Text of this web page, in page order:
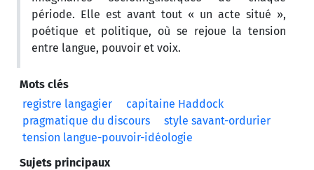
période. Elle est avant tout « un acte situé »,
poétique et politique, où se rejoue la tension
entre langue, pouvoir et voix.
Mots clés
registre langagier
capitaine Haddock
pragmatique du discours
style savant-ordurier
tension langue-pouvoir-idéologie
Sujets principaux